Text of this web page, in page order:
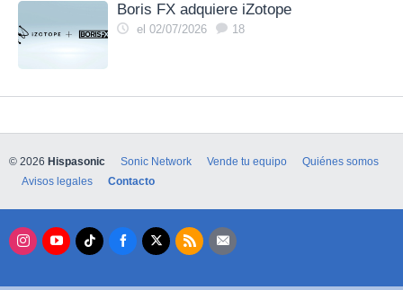
Boris FX adquiere iZotope
el 02/07/2026 18
© 2026 Hispasonic Sonic Network Vende tu equipo
Quiénes somos
Avisos legales
Contacto